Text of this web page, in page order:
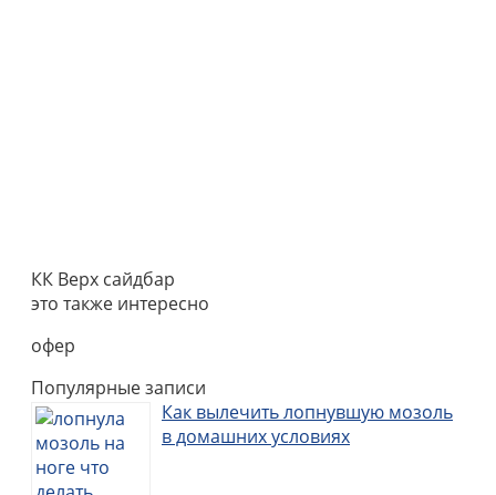
КК Верх сайдбар
это также интересно
офер
Популярные записи
Как вылечить лопнувшую мозоль
в домашних условиях